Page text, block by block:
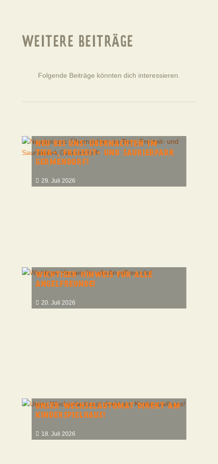
WEITERE BEITRÄGE
Folgende Beiträge könnten dich interessieren.
NEU BEI UNS: ÜBERNACHTEN IM
TIER-, FREIZEIT- UND SAURIERPARK
GERMENDORF!
29. Juli 2026
WICHTIGER HINWEIS FÜR ALLE
ANGELFREUNDE!
20. Juli 2026
UNSER WECHSELAUTOMAT DIREKT AM
KINDERSPIELHAUS!
18. Juli 2026